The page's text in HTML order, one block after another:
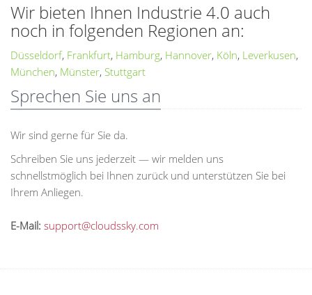
Wir bieten Ihnen Industrie 4.0 auch
noch in folgenden Regionen an:
Düsseldorf, Frankfurt, Hamburg, Hannover, Köln, Leverkusen,
München, Münster, Stuttgart
Sprechen Sie uns an
Wir sind gerne für Sie da.
Schreiben Sie uns jederzeit — wir melden uns
schnellstmöglich bei Ihnen zurück und unterstützen Sie bei
Ihrem Anliegen.
E-Mail: support@cloudssky.com